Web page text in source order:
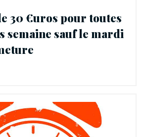
30 €uros pour toutes
semaine sauf le mardi